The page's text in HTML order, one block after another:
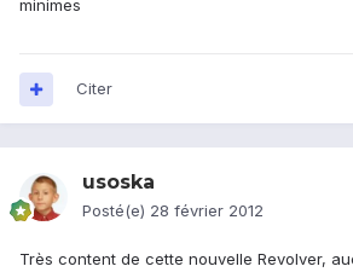
minimes
Citer
usoska
Posté(e) 28 février 2012
Très content de cette nouvelle Revolver,